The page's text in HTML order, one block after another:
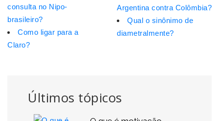
Últimos tópicos
consulta no Nipo-
brasileiro?
Como ligar para a
Claro?
Argentina contra Colômbia?
Qual o sinônimo de
diametralmente?